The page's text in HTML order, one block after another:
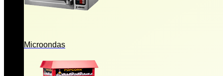
Microondas